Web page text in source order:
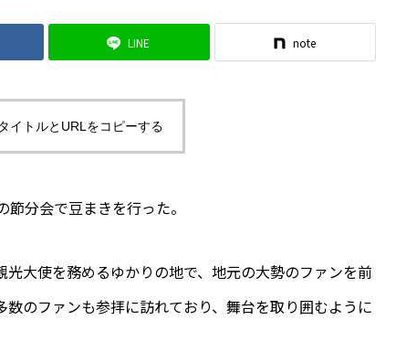
LINE note
イトルとURLをコピーする
分会で豆まきを行った。
大使を務めるゆかりの地で、地元の大勢のファンを前
のファンも参拝に訪れており、舞台を取り囲むように